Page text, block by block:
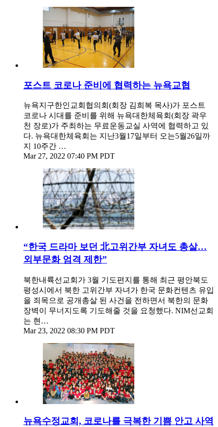
포스트 코로나 준비에 협력하는 뉴욕교협
뉴욕지구한인교회협의회(회장 김희복 목사)가 포스트
코로나 시대를 준비를 위해 뉴욕대한체육회(회장 곽우
천 장로)가 주최하는 무료운동교실 사역에 협력하고 있
다. 뉴욕대한체육회는 지난3월17일부터 오는5월26일까
지 10주간 …
Mar 27, 2022 07:40 PM PDT
“한국 드라마 보던 北고위간부 자녀도 총살…
외부문화 엄격 제한”
북한내륙선교회가 3월 기도편지를 통해 최근 평안북도
평성시에서 북한 고위간부 자녀가 한국 문화컨텐츠 유입
을 죄목으로 공개총살 된 사건을 전하면서 북한의 문화
장벽이 무너지도록 기도해줄 것을 요청했다. NIM선교회
는 현…
Mar 23, 2022 08:30 PM PDT
뉴욕수정교회, 코로나를 극복한 기쁨 안고 사역